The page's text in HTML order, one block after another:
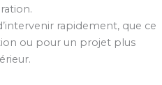
rapidement, que ce
ou pour un projet plus